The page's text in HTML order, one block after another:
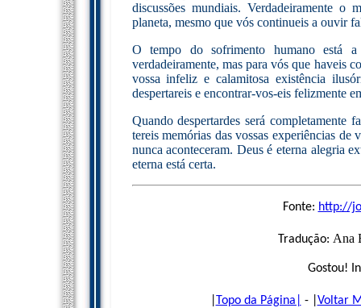
discussões mundiais. Verdadeiramente o
planeta, mesmo que vós continueis a ouvir
O tempo do sofrimento humano está
verdadeiramente, mas para vós que haveis
vossa infeliz e calamitosa existência
despertareis e encontrar-vos-eis felizmente
Quando despertardes será
tereis memórias das vossas experiências
nunca aconteceram. Deus é eterna alegria
eterna está certa.
Fonte: http://
Tradução: Ana
Gostou!
Topo da Página| - | Voltar